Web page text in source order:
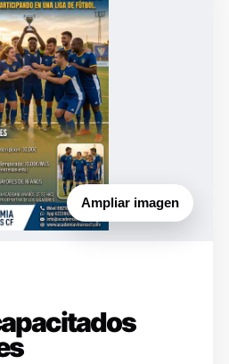
Ampliar imagen